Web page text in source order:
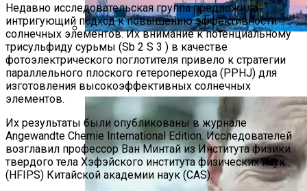
К Началу Зимы 2015-Го Года
С Космодрома Восточный Проведут
Два Запуска
Недавно исследовательская группа предложила
интригующий подход к повышению эффективности
солнечных элементов. Их внимание к потенциальному
трисульфиду сурьмы (Sb 2 S 3 ) в качестве
фотоэлектрического поглотителя привело к стратегии
параллельного плоского гетероперехода (PPHJ) для
изготовления высокоэффективных солнечных
элементов.
Их результаты были опубликованы в журнале
Angewandte Chemie International Edition. Исследователей
возглавил профессор Ван Минтай из Института физики
твердого тела Хэфэйского института физических наук
(HFIPS) Китайской академии наук (CAS).